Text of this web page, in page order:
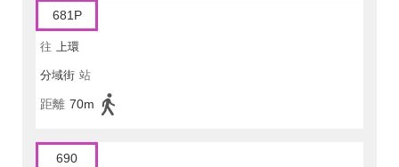
681P
往 上環
分域街 站
距離 70m
690